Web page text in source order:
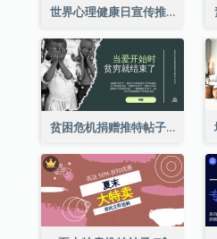
世界心理健康日宣传推特帖子
贫困危机捐赠推特帖子